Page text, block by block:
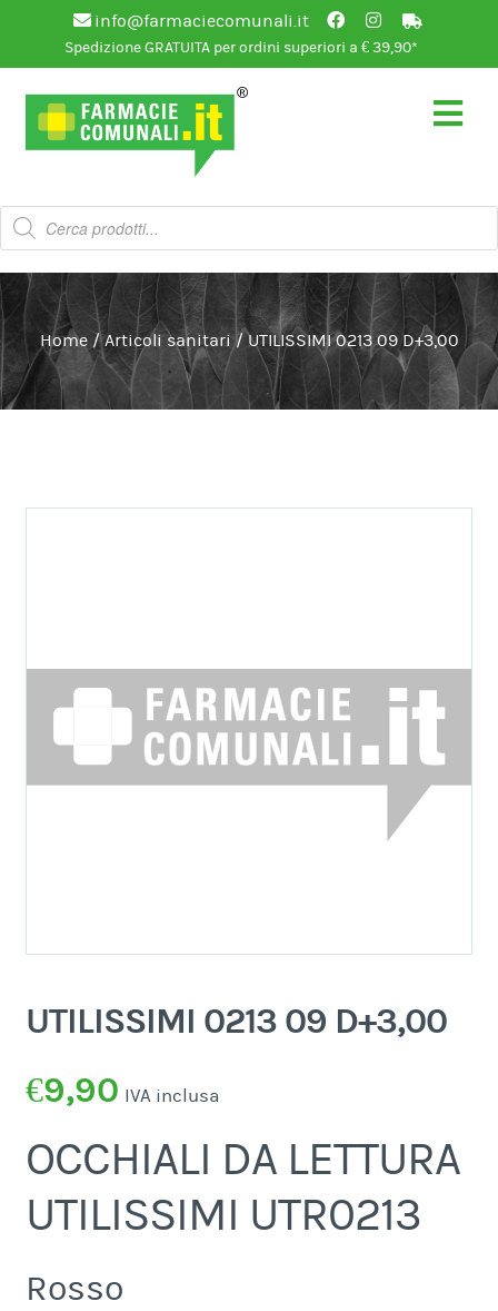
info@farmaciecomunali.it
Spedizione GRATUITA per ordini superiori a € 39,90*
Vai
alla
navigazione
Vai
al
contenuto
Products
search
Home /Articoli sanitari /UTILISSIMI 0213 09 D+3,00
UTILISSIMI 0213 09 D+3,00
€9,90 IVA inclusa
OCCHIALI DA LETTURA
UTILISSIMI UTR0213
Rosso